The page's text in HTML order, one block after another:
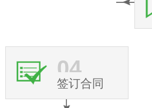
04
签订合同